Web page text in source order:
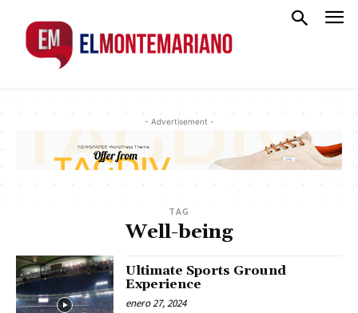
- Advertisement -
TAG
Well-being
Ultimate Sports Ground
Experience
enero 27, 2024